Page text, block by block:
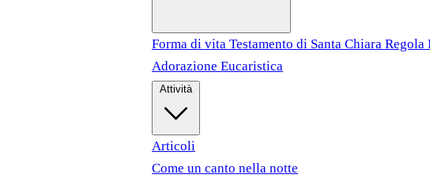
Forma di vita Testamento di Santa Chiara Regola
Adorazione Eucaristica
Articoli
Come un canto nella notte